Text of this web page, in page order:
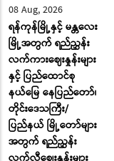
08 Aug, 2026
ရန်ကုန်မြို့နှင့် မန္တလေး
မြို့အတွက် ရည်ညွှန်း
လက်ကားဈေးနှုန်းများ
နှင့် ပြည်ထောင်စု
နယ်မြေ နေပြည်တော်၊
တိုင်းဒေသကြီး/
ပြည်နယ် မြို့တော်များ
အတွက် ရည်ညွှန်း